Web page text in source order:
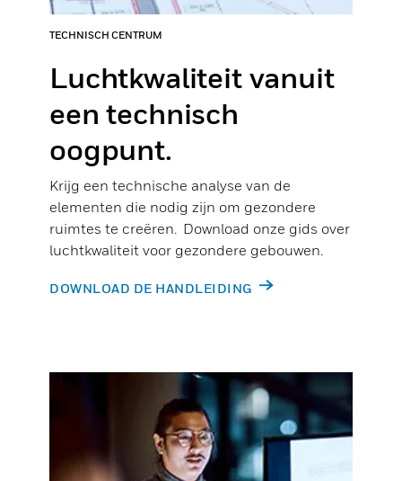
TECHNISCH CENTRUM
Luchtkwaliteit vanuit
een technisch
oogpunt.
Krijg een technische analyse van de
elementen die nodig zijn om gezondere
ruimtes te creëren. Download onze gids over
luchtkwaliteit voor gezondere gebouwen.
DOWNLOAD DE HANDLEIDING